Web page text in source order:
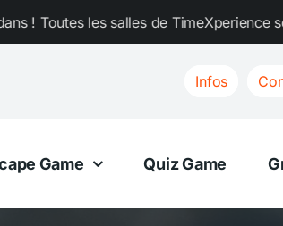
de TimeXperience sont
Infos
Game Quiz Game